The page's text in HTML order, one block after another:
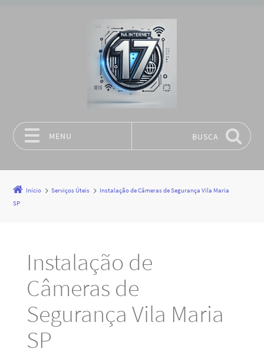
MENU BUSCA
Início Serviços Úteis
Instalação de Câmeras de Segurança Vila Maria
SP
Instalação de
Câmeras de
Segurança Vila Maria
SP